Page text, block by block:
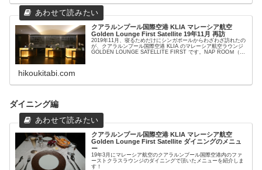
クアラルンプール国際空港 KLIA マレーシア航空
Golden Lounge First Satellite 19年11月 再訪
2019年11月、寝るためだけにシンガポールからわざわざ訪れたの
が、クアラルンプール国際空港 KLIA のマレーシア航空ラウンジ
GOLDEN LOUNGE SATELLITE FIRST です。NAP ROOＭ（仮
hikoukitabi.com
ダイニング編
クアラルンプール国際空港 KLIA マレーシア航空
Golden Lounge First Satellite ダイニングのメニュ
ー
19年3月にマレーシア航空のクアラルンプール国際空港内のファ
ーストクラスラウンジのダイニングで頂いたメニューを紹介しま
す！